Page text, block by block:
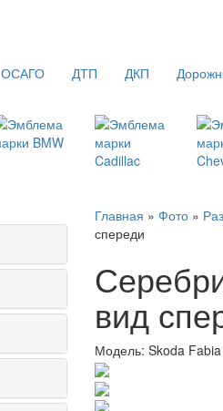
ОСАГО ДТП ДКП
Главная » Фото »
спереди
вид
Модель: Skoda